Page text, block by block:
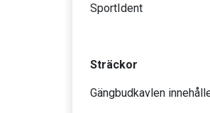
SportIdent
Sträckor
Gängbudkavlen